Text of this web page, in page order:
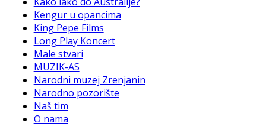
Kengur u opancima
King Pepe Films
Long Play Koncert
Male stvari
MUZIK-AS
Narodni muzej Zrenjanin
Narodno pozorište
Naš tim
O nama